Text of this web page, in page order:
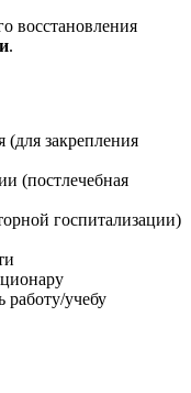
восстановления
.
(для закрепления
(постлечебная
госпитализации)
работу/учебу